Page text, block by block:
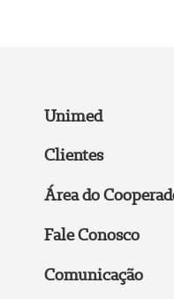
Unimed
Clientes
Área do
Fale Conosco
Comunicação